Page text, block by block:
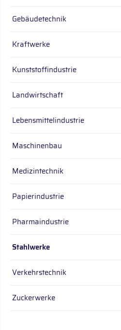
Gebäudetechnik
Kraftwerke
Kunststoffindustrie
Landwirtschaft
Lebensmittelindustrie
Maschinenbau
Medizintechnik
Papierindustrie
Pharmaindustrie
Stahlwerke
Verkehrstechnik
Zuckerwerke